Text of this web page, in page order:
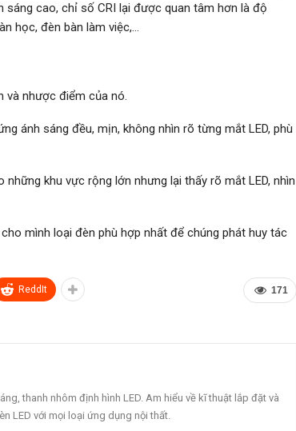
sáng cao, chỉ số CRI lại được quan tâm hơn là độ
học, đèn bàn làm việc,…
và nhược điểm của nó.
ánh sáng đều, mịn, không nhìn rõ từng mắt LED, phù
khu vực rộng lớn nhưng lại thấy rõ mắt LED, nhìn
mình loại đèn phù hợp nhất để chúng phát huy tác
171
ReddIt
thanh nhôm định hình LED. Am hiểu về kĩ thuật lắp đặt và
LED với mọi loại ứng dụng nội thất.